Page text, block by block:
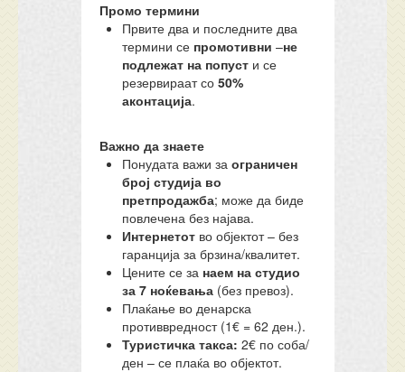
Промо термини
Првите два и последните два
термини се промотивни –не
подлежат на попуст и се
резервираат со50%
аконтација.
Важно да знаете
Понудата важи заограничен
број студија во
претпродажба; може да биде
повлечена без најава.
Интернетот во објектот – без
гаранција за брзина/квалитет.
Цените се за наем на студио
за 7 ноќевања (без превоз).
Плаќање во денарска
противвредност (1€ = 62 ден.).
Туристичка такса: 2€ по соба/
ден – се плаќа во објектот.